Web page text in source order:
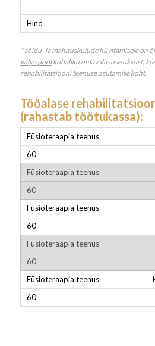
* sõidu- ja majutuskulude hüvitamisele on
väljaspoolkohaliku omavalitsuse üksust,
rehabilitatsiooni teenuse osutamise koht.
Tööalase
(rahastab töötukassa):